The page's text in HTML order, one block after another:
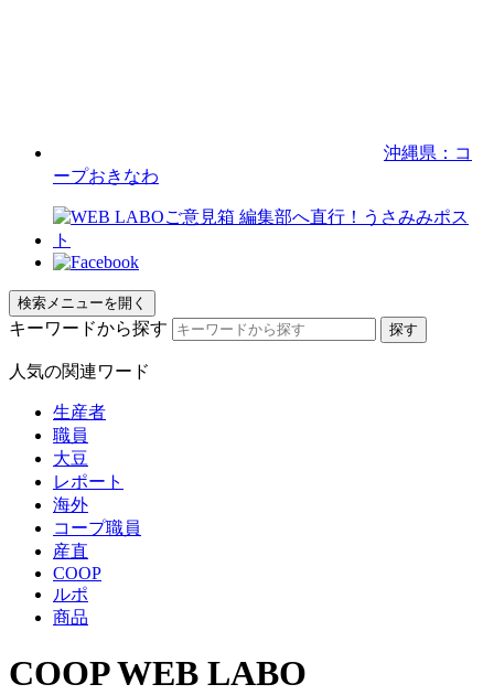
沖縄県：コ
ープおきなわ
検索メニューを開く
キーワードから探す
人気の関連ワード
生産者
職員
大豆
レポート
海外
コープ職員
産直
COOP
ルポ
商品
COOP WEB LABO